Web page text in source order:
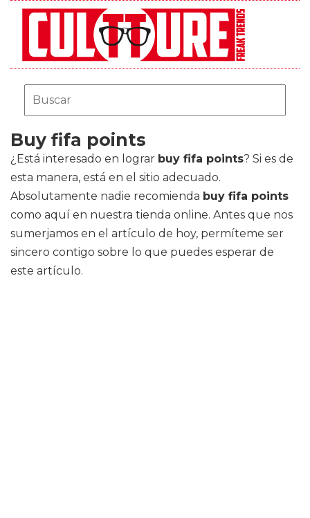
Buy fifa points
¿Está interesado en lograr buy fifa points? Si es de
esta manera, está en el sitio adecuado.
Absolutamente nadie recomienda buy fifa points
como aquí en nuestra tienda online. Antes que nos
sumerjamos en el artículo de hoy, permíteme ser
sincero contigo sobre lo que puedes esperar de
este artículo.